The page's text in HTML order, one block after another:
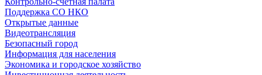
Поддержка СО НКО
Открытые данные
Видеотрансляция
Безопасный город
Информация для населения
Экономика и городское хозяйство